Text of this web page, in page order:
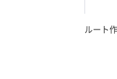
ルート